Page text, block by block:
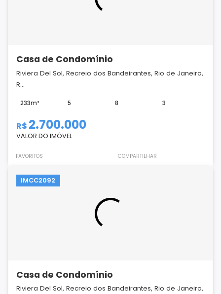
Casa de Condomínio
Riviera Del Sol, Recreio dos Bandeirantes, Rio de Janeiro,
R...
233m² 5 8 3
R$ 2.700.000
VALOR DO IMÓVEL
FAVORITOS COMPARTILHAR
IMCC2092
Casa de Condomínio
Riviera Del Sol, Recreio dos Bandeirantes, Rio de Janeiro,